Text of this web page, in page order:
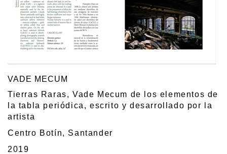
VADE MECUM
Tierras Raras, Vade Mecum de los elementos de
la tabla periódica, escrito y desarrollado por la
artista
Centro Botín, Santander
2019